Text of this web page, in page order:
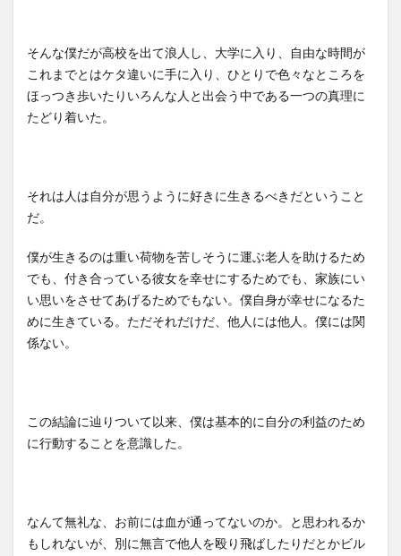
そんな僕だが高校を出て浪人し、大学に入り、自由な時間が
これまでとはケタ違いに手に入り、ひとりで色々なところを
ほっつき歩いたりいろんな人と出会う中である一つの真理に
たどり着いた。
それは人は自分が思うように好きに生きるべきだということ
だ。
僕が生きるのは重い荷物を苦しそうに運ぶ老人を助けるため
でも、付き合っている彼女を幸せにするためでも、家族にい
い思いをさせてあげるためでもない。僕自身が幸せになるた
めに生きている。ただそれだけだ、他人には他人。僕には関
係ない。
この結論に辿りついて以来、僕は基本的に自分の利益のため
に行動することを意識した。
なんて無礼な、お前には血が通ってないのか。と思われるか
もしれないが、別に無言で他人を殴り飛ばしたりだとかビル